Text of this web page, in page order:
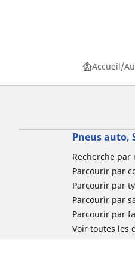
Accueil
Pneus auto,
Recherche par
Parcourir par
Parcourir par
Parcourir par
Parcourir par
Voir toutes les